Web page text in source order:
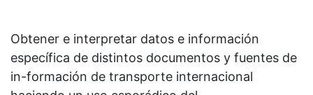
Obtener e interpretar datos e información
específica de distintos documentos y fuentes de
in-formación de transporte internacional